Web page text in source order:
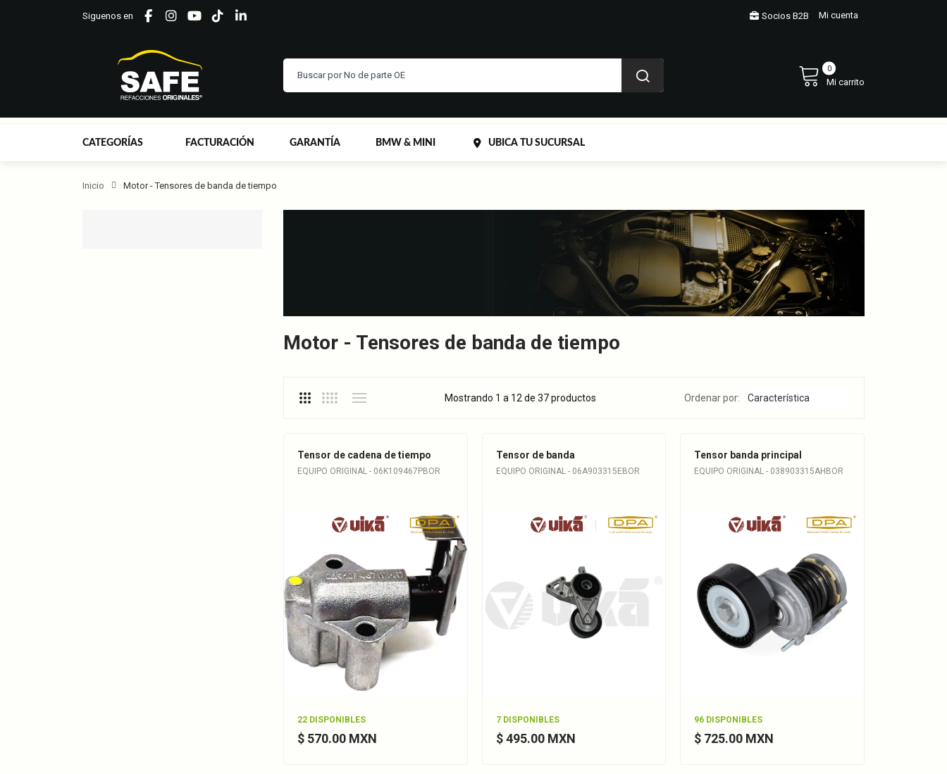
Siguenos en Socios B2B Mi cuenta
0
Mi carrito
CATEGORÍAS FACTURACIÓN GARANTÍA BMW & MINI UBICA TU SUCURSAL
Inicio Motor - Tensores de banda de tiempo
Motor - Tensores de banda de tiempo
Mostrando 1 a 12 de 37 productos Ordenar por:
Tensor de cadena de tiempo
EQUIPO ORIGINAL - 06K109467PBOR
22 DISPONIBLES
$ 570.00 MXN
Tensor de banda
EQUIPO ORIGINAL - 06A903315EBOR
7 DISPONIBLES
$ 495.00 MXN
Tensor banda principal
EQUIPO ORIGINAL - 038903315AHBOR
96 DISPONIBLES
$ 725.00 MXN